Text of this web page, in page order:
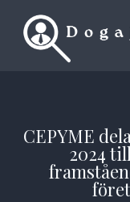
CEPYME
2024